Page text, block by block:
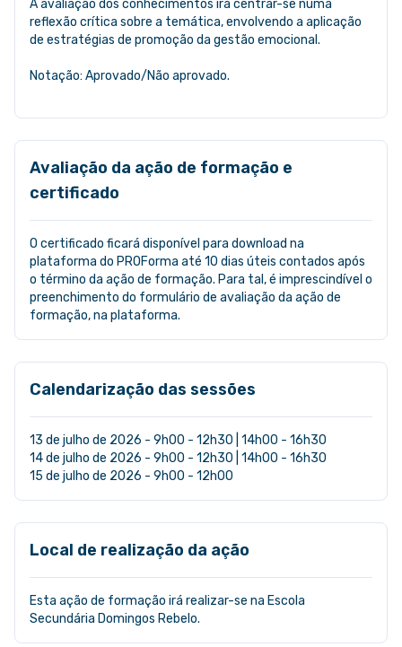
A avaliação dos conhecimentos irá centrar-se numa
reflexão crítica sobre a temática, envolvendo a aplicação
de estratégias de promoção da gestão emocional.
Notação: Aprovado/Não aprovado.
Avaliação da ação de formação e
certificado
O certificado ficará disponível para download na
plataforma do PROForma até 10 dias úteis contados após
o término da ação de formação. Para tal, é imprescindível o
preenchimento do formulário de avaliação da ação de
formação, na plataforma.
Calendarização das sessões
13 de julho de 2026 - 9h00 - 12h30 | 14h00 - 16h30
14 de julho de 2026 - 9h00 - 12h30 | 14h00 - 16h30
15 de julho de 2026 - 9h00 - 12h00
Local de realização da ação
Esta ação de formação irá realizar-se na Escola
Secundária Domingos Rebelo.